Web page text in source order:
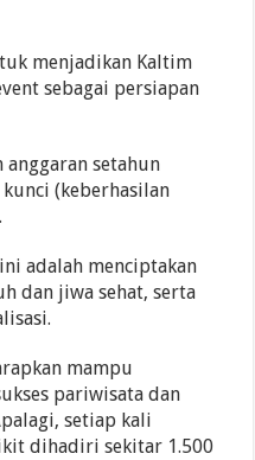
menjadikan Kaltim
sebagai persiapan
setahun
kunci (keberhasilan
adalah menciptakan
dan jiwa sehat, serta
mampu
pariwisata dan
setiap kali
dihadiri sekitar 1.500